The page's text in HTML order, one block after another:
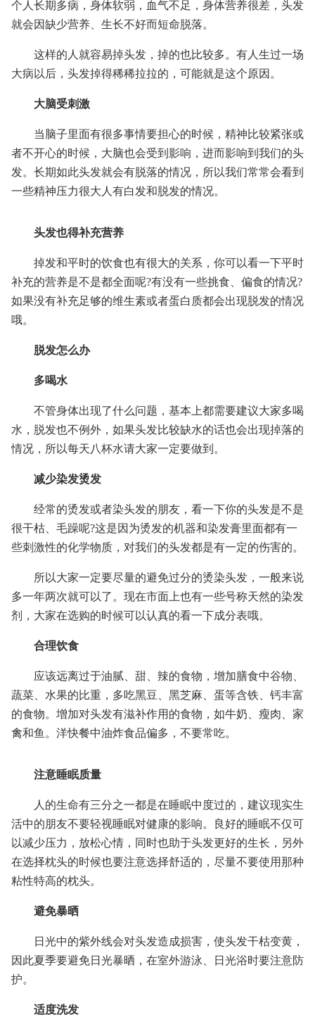
个人长期多病，身体软弱，血气不足，身体营养很差，头发
就会因缺少营养、生长不好而短命脱落。
这样的人就容易掉头发，掉的也比较多。有人生过一场
大病以后，头发掉得稀稀拉拉的，可能就是这个原因。
大脑受刺激
当脑子里面有很多事情要担心的时候，精神比较紧张或
者不开心的时候，大脑也会受到影响，进而影响到我们的头
发。长期如此头发就会有脱落的情况，所以我们常常会看到
一些精神压力很大人有白发和脱发的情况。
头发也得补充营养
掉发和平时的饮食也有很大的关系，你可以看一下平时
补充的营养是不是都全面呢?有没有一些挑食、偏食的情况?
如果没有补充足够的维生素或者蛋白质都会出现脱发的情况
哦。
脱发怎么办
多喝水
不管身体出现了什么问题，基本上都需要建议大家多喝
水，脱发也不例外，如果头发比较缺水的话也会出现掉落的
情况，所以每天八杯水请大家一定要做到。
减少染发烫发
经常的烫发或者染头发的朋友，看一下你的头发是不是
很干枯、毛躁呢?这是因为烫发的机器和染发膏里面都有一
些刺激性的化学物质，对我们的头发都是有一定的伤害的。
所以大家一定要尽量的避免过分的烫染头发，一般来说
多一年两次就可以了。现在市面上也有一些号称天然的染发
剂，大家在选购的时候可以认真的看一下成分表哦。
合理饮食
应该远离过于油腻、甜、辣的食物，增加膳食中谷物、
蔬菜、水果的比重，多吃黑豆、黑芝麻、蛋等含铁、钙丰富
的食物。增加对头发有滋补作用的食物，如牛奶、瘦肉、家
禽和鱼。洋快餐中油炸食品偏多，不要常吃。
注意睡眠质量
人的生命有三分之一都是在睡眠中度过的，建议现实生
活中的朋友不要轻视睡眠对健康的影响。良好的睡眠不仅可
以减少压力，放松心情，同时也助于头发更好的生长，另外
在选择枕头的时候也要注意选择舒适的，尽量不要使用那种
粘性特高的枕头。
避免暴晒
日光中的紫外线会对头发造成损害，使头发干枯变黄，
因此夏季要避免日光暴晒，在室外游泳、日光浴时要注意防
护。
适度洗发